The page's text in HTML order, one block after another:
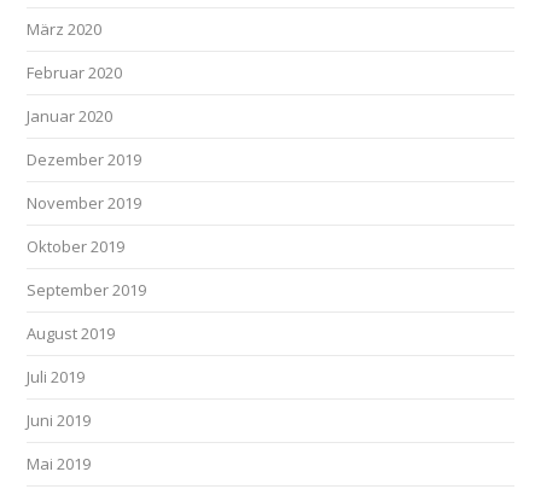
März 2020
Februar 2020
Januar 2020
Dezember 2019
November 2019
Oktober 2019
September 2019
August 2019
Juli 2019
Juni 2019
Mai 2019